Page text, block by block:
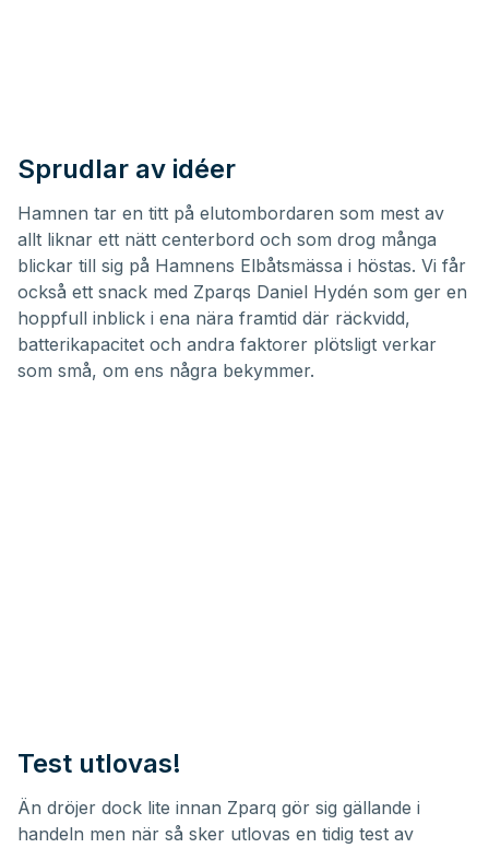
Sprudlar av idéer
Hamnen tar en titt på elutombordaren som mest av
allt liknar ett nätt centerbord och som drog många
blickar till sig på Hamnens Elbåtsmässa i höstas. Vi får
också ett snack med Zparqs Daniel Hydén som ger en
hoppfull inblick i ena nära framtid där räckvidd,
batterikapacitet och andra faktorer plötsligt verkar
som små, om ens några bekymmer.
Test utlovas!
Än dröjer dock lite innan Zparq gör sig gällande i
handeln men när så sker utlovas en tidig test av